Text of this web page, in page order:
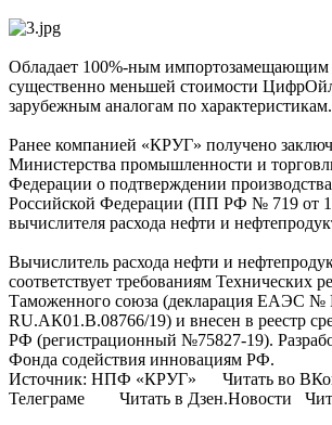
Обладает 100%-ным
существенно меньшей стоимости
зарубежным аналогам по характеристикам.
Ранее компанией «КРУГ» получено
Министерства промышленности и
Федерации о подтверждении
Российской Федерации (ПП РФ № 719 от
вычислителя расхода нефти и
Вычислитель расхода нефти и
соответствует требованиям Технических
Таможенного союза (декларация ЕАЭС №
RU.АК01.В.08766/19) и внесен в реестр
РФ (регистрационный №75827-19).
Фонда содействия инновациям РФ.
Источник: НПФ «КРУГ» Читать во
Телеграме Читать в Дзен.Новости